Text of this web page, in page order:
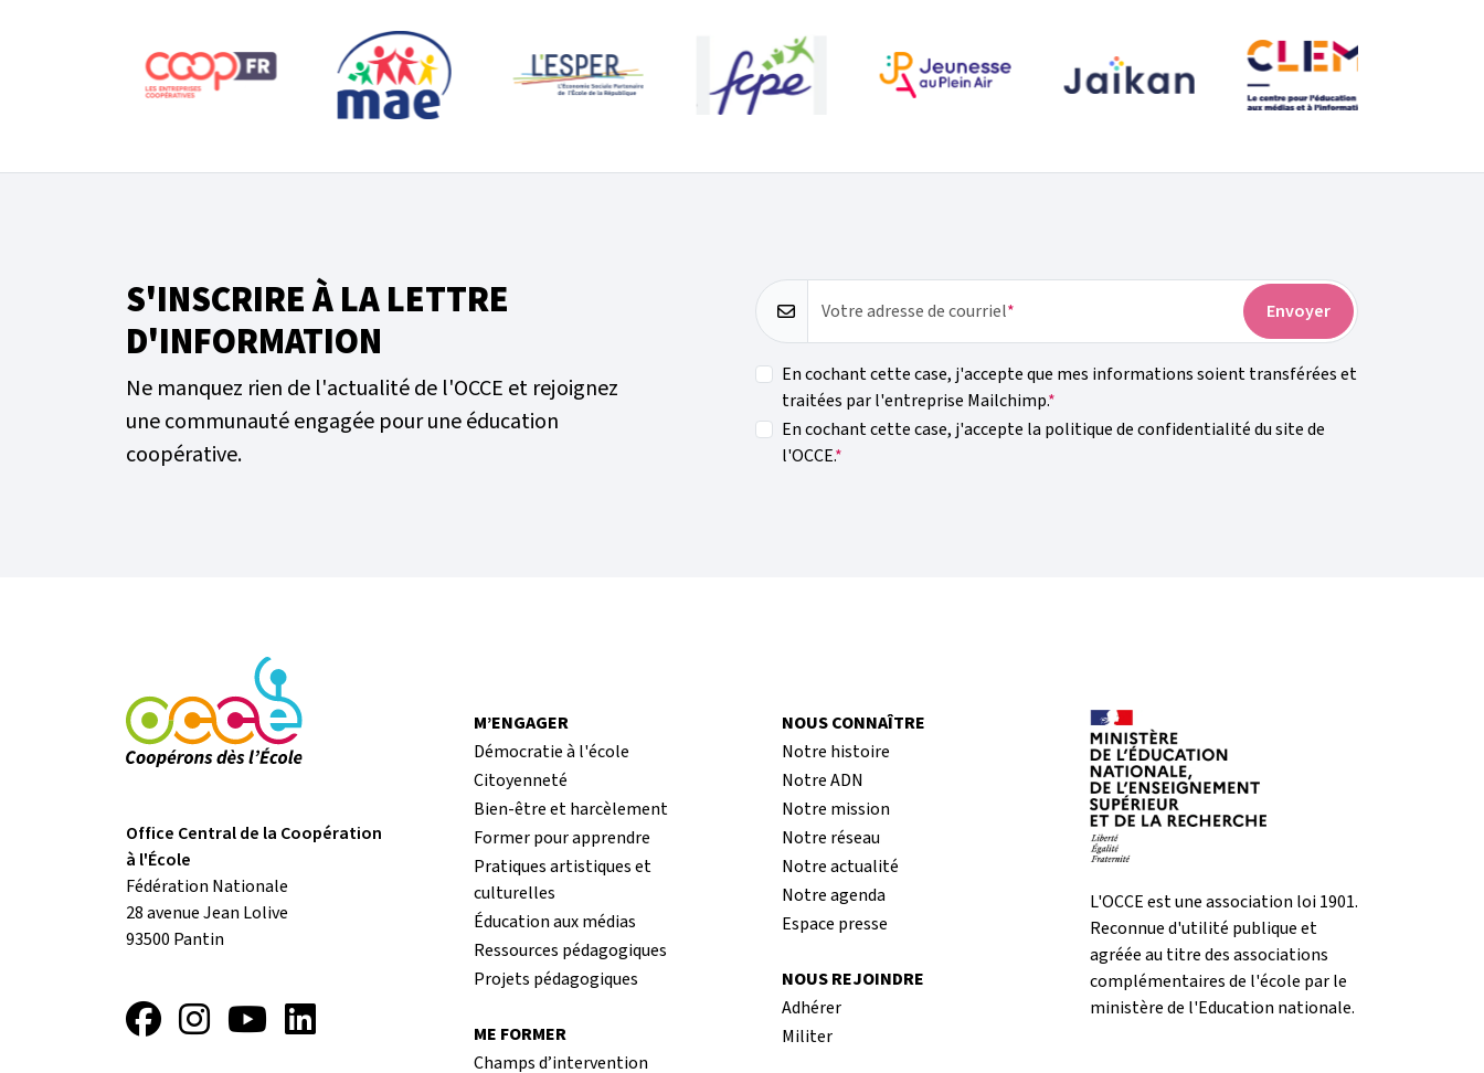
S'INSCRIRE À LA LETTRE
D'INFORMATION
Ne manquez rien de l'actualité de l'OCCE et rejoignez
une communauté engagée pour une éducation
coopérative.
Votre adresse de courriel
En cochant cette case, j'accepte que mes informations soient transférées et
traitées par l'entreprise Mailchimp.
En cochant cette case, j'accepte la politique de confidentialité du site de
l'OCCE.
Office Central de la Coopération
à l'École
Fédération Nationale
28 avenue Jean Lolive
93500 Pantin
FacebookInstagramYouTube
M’ENGAGER
Démocratie à l'école
Citoyenneté
Bien-être et harcèlement
Former pour apprendre
Pratiques artistiques et
culturelles
Éducation aux médias
Ressources pédagogiques
Projets pédagogiques
ME FORMER
Champs d’intervention
NOUS CONNAÎTRE
Notre histoire
Notre ADN
Notre mission
Notre réseau
Notre actualité
Notre agenda
Espace presse
NOUS REJOINDRE
Adhérer
Militer
L'OCCE est une association loi 1901.
Reconnue d'utilité publique et
agréée au titre des associations
complémentaires de l'école par le
ministère de l'Education nationale.